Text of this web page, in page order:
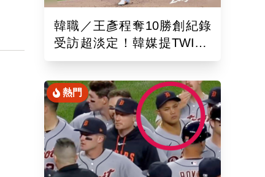
韓職／王彥程奪10勝創紀錄
受訪超淡定！韓媒提TWICE
娜璉笑開懷網友全笑翻
熱門